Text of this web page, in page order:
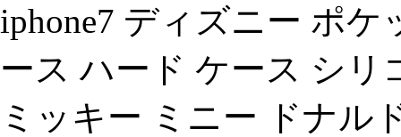
iphone7 ディズニー ポ
ース ハード ケース シリ
ミッキー ミニー ドナル